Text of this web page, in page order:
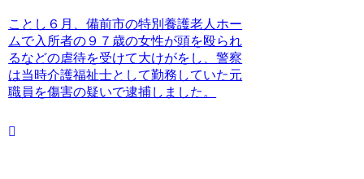
ことし６月、備前市の特別養護老人ホー
ムで入所者の９７歳の女性が頭を殴られ
るなどの虐待を受けて大けがをし、警察
は当時介護福祉士として勤務していた元
職員を傷害の疑いで逮捕しました。